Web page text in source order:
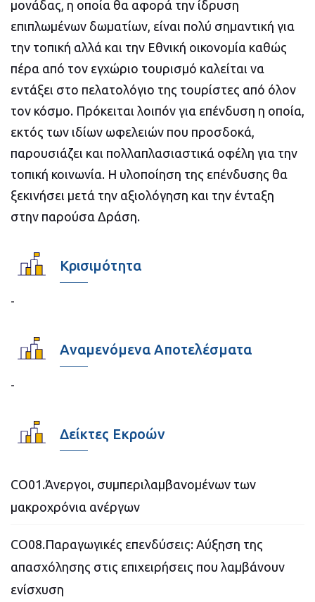
μονάδας, η οποία θα αφορά την ίδρυση
επιπλωμένων δωματίων, είναι πολύ σημαντική για
την τοπική αλλά και την Εθνική οικονομία καθώς
πέρα από τον εγχώριο τουρισμό καλείται να
εντάξει στο πελατολόγιο της τουρίστες από όλον
τον κόσμο. Πρόκειται λοιπόν για επένδυση η οποία,
εκτός των ιδίων ωφελειών που προσδοκά,
παρουσιάζει και πολλαπλασιαστικά οφέλη για την
τοπική κοινωνία. Η υλοποίηση της επένδυσης θα
ξεκινήσει μετά την αξιολόγηση και την ένταξη
στην παρούσα Δράση.
Κρισιμότητα
-
Αναμενόμενα Αποτελέσματα
-
Δείκτες Εκροών
CO01.Άνεργοι, συμπεριλαμβανομένων των
μακροχρόνια ανέργων
CO08.Παραγωγικές επενδύσεις: Αύξηση της
απασχόλησης στις επιχειρήσεις που λαμβάνουν
ενίσχυση